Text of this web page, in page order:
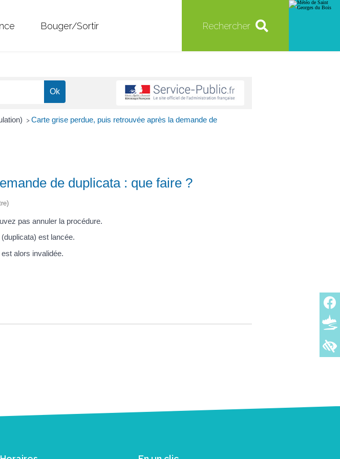
Bouger/Sortir Rechercher
> Carte grise perdue, puis retrouvée après la demande de
de duplicata : que faire ?
pas annuler la procédure.
est lancée.
alors invalidée.